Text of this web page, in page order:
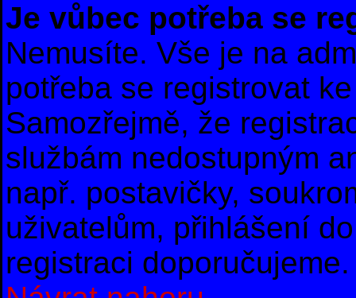
Je vůbec potřeba se
Nemusíte. Vše je na
potřeba se registrovat
Samozřejmě, že
službám nedostupným
např. postavičky,
uživatelům, přihlášení
registraci